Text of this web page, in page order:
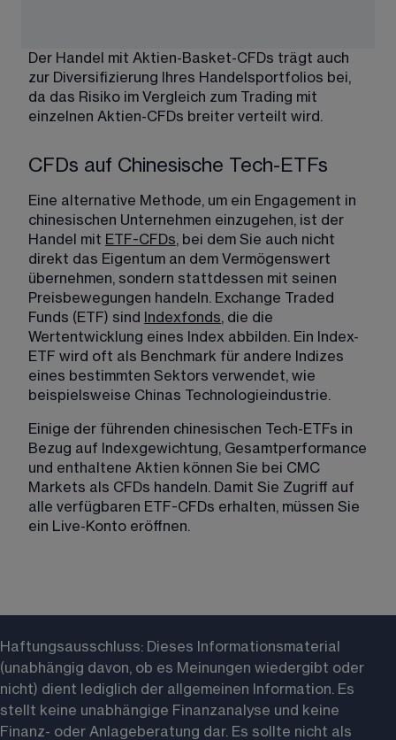
Der Handel mit Aktien-Basket-CFDs trägt auch
zur Diversifizierung Ihres Handelsportfolios bei,
da das Risiko im Vergleich zum Trading mit
einzelnen Aktien-CFDs breiter verteilt wird.
CFDs auf Chinesische Tech-ETFs
Eine alternative Methode, um ein Engagement in
chinesischen Unternehmen einzugehen, ist der
Handel mit ETF-CFDs, bei dem Sie auch nicht
direkt das Eigentum an dem Vermögenswert
übernehmen, sondern stattdessen mit seinen
Preisbewegungen handeln. Exchange Traded
Funds (ETF) sind
Indexfonds, die die
Wertentwicklung eines Index abbilden. Ein Index-
ETF wird oft als Benchmark für andere Indizes
eines bestimmten Sektors verwendet, wie
beispielsweise Chinas Technologieindustrie.
Einige der führenden chinesischen Tech-ETFs in
Bezug auf Indexgewichtung, Gesamtperformance
und enthaltene Aktien können Sie bei CMC
Markets als CFDs handeln. Damit Sie Zugriff auf
alle verfügbaren ETF-CFDs erhalten, müssen Sie
ein Live-Konto eröffnen.
Haftungsausschluss: Dieses Informationsmaterial
(unabhängig davon, ob es Meinungen wiedergibt oder
nicht) dient lediglich der allgemeinen Information. Es
stellt keine unabhängige Finanzanalyse und keine
Finanz- oder Anlageberatung dar. Es sollte nicht als